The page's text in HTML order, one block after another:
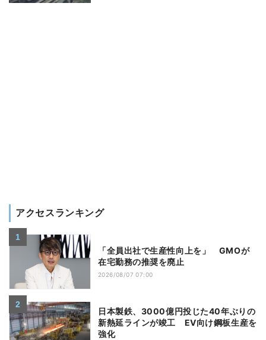
アクセスランキング
「全員出社で生産性向上を」 GMOが
在宅勤務の推奨を廃止
2026/08/07 07:00
日本製鉄、3000億円投じた40年ぶりの
新熱延ラインが竣工 EV向け鋼板生産を
強化